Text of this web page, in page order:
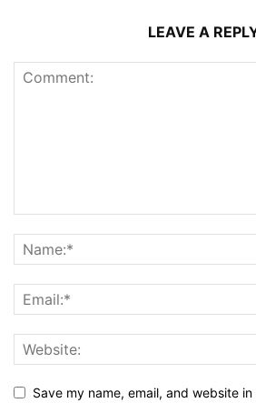
LEAVE A
Save my name, email, and website